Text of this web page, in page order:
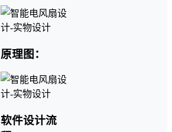
原理图：
软件设计流